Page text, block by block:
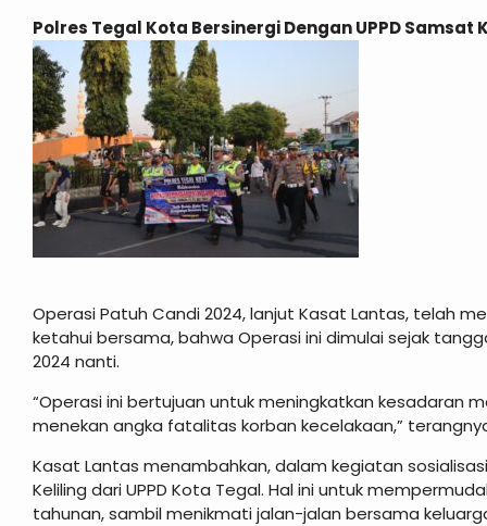
Polres Tegal Kota Bersinergi Dengan UPPD Samsat
Operasi Patuh Candi 2024, lanjut Kasat Lantas, telah
ketahui bersama, bahwa Operasi ini dimulai sejak
2024 nanti.
“Operasi ini bertujuan untuk meningkatkan kesadaran
menekan angka fatalitas korban kecelakaan,”
Kasat Lantas menambahkan, dalam kegiatan
Keliling dari UPPD Kota Tegal. Hal ini untuk
tahunan, sambil menikmati jalan-jalan bersama